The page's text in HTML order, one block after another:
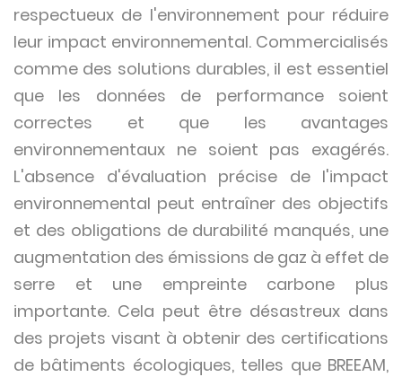
respectueux de l'environnement pour réduire
leur impact environnemental. Commercialisés
comme des solutions durables, il est essentiel
que les données de performance soient
correctes et que les avantages
environnementaux ne soient pas exagérés.
L'absence d'évaluation précise de l'impact
environnemental peut entraîner des objectifs
et des obligations de durabilité manqués, une
augmentation des émissions de gaz à effet de
serre et une empreinte carbone plus
importante. Cela peut être désastreux dans
des projets visant à obtenir des certifications
de bâtiments écologiques, telles que BREEAM,